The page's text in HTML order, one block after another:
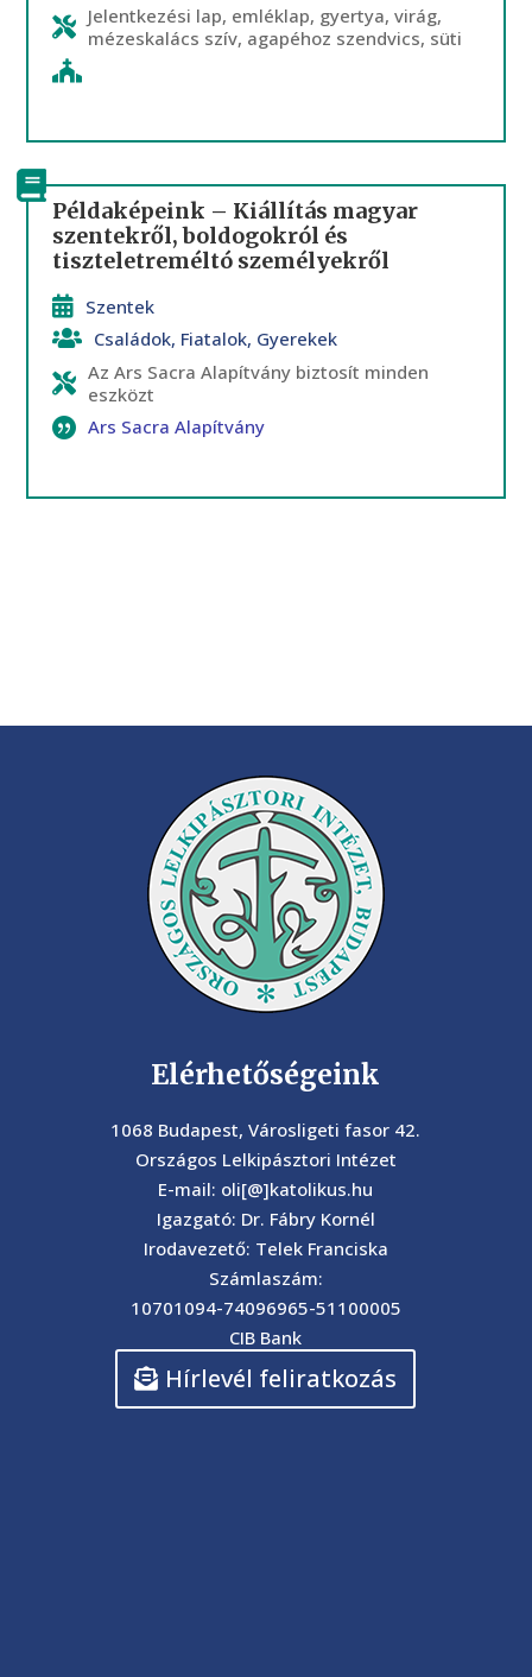
Jelentkezési lap, emléklap, gyertya, virág,
mézeskalács szív, agapéhoz szendvics, süti
Példaképeink – Kiállítás magyar
szentekről, boldogokról és
tiszteletreméltó személyekről
Szentek
Családok, Fiatalok, Gyerekek
Az Ars Sacra Alapítvány biztosít minden
eszközt
Ars Sacra Alapítvány
Elérhetőségeink
1068 Budapest, Városligeti fasor 42.
Országos Lelkipásztori Intézet
E-mail: oli[@]katolikus.hu
Igazgató: Dr. Fábry Kornél
Irodavezető: Telek Franciska
Számlaszám:
10701094-74096965-51100005
CIB Bank
Hírlevél feliratkozás